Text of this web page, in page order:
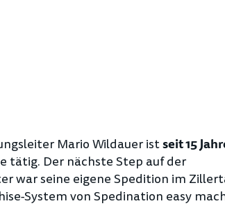
Mario Wildauer istseit 15
tätig. Der nächste Step auf der
war seine eigene Spedition im
System von Spedination easy